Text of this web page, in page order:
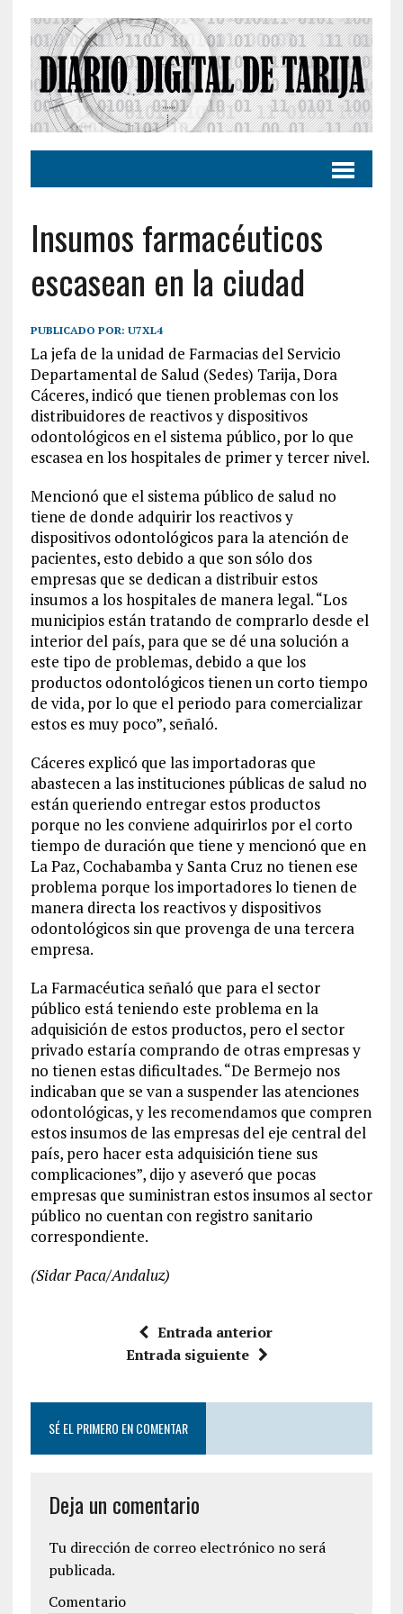
Insumos farmacéuticos
escasean en la ciudad
PUBLICADO POR: U7XL4
La jefa de la unidad de Farmacias del Servicio
Departamental de Salud (Sedes) Tarija, Dora
Cáceres, indicó que tienen problemas con los
distribuidores de reactivos y dispositivos
odontológicos en el sistema público, por lo que
escasea en los hospitales de primer y tercer nivel.
Mencionó que el sistema público de salud no
tiene de donde adquirir los reactivos y
dispositivos odontológicos para la atención de
pacientes, esto debido a que son sólo dos
empresas que se dedican a distribuir estos
insumos a los hospitales de manera legal. “Los
municipios están tratando de comprarlo desde el
interior del país, para que se dé una solución a
este tipo de problemas, debido a que los
productos odontológicos tienen un corto tiempo
de vida, por lo que el periodo para comercializar
estos es muy poco”, señaló.
Cáceres explicó que las importadoras que
abastecen a las instituciones públicas de salud no
están queriendo entregar estos productos
porque no les conviene adquirirlos por el corto
tiempo de duración que tiene y mencionó que en
La Paz, Cochabamba y Santa Cruz no tienen ese
problema porque los importadores lo tienen de
manera directa los reactivos y dispositivos
odontológicos sin que provenga de una tercera
empresa.
La Farmacéutica señaló que para el sector
público está teniendo este problema en la
adquisición de estos productos, pero el sector
privado estaría comprando de otras empresas y
no tienen estas dificultades. “De Bermejo nos
indicaban que se van a suspender las atenciones
odontológicas, y les recomendamos que compren
estos insumos de las empresas del eje central del
país, pero hacer esta adquisición tiene sus
complicaciones”, dijo y aseveró que pocas
empresas que suministran estos insumos al sector
público no cuentan con registro sanitario
correspondiente.
(Sidar Paca/Andaluz)
Entrada anterior
Entrada siguiente
SÉ EL PRIMERO EN COMENTAR
Deja un comentario
Tu dirección de correo electrónico no será
publicada.
Comentario